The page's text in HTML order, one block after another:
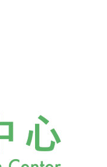
國72年5月13日